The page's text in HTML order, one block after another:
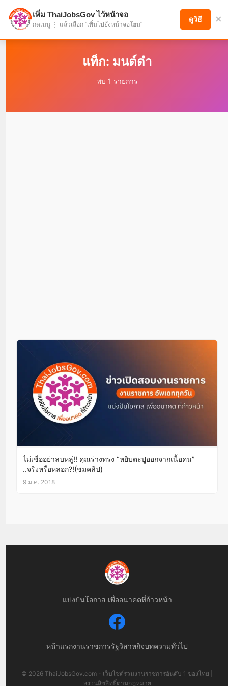
แบ่งปันโอกาส เพื่ออนาคตที่ก้าวหน้า
แท็ก: มนต์ดำ
พบ 1 รายการ
ไม่เชื่ออย่าลบหลู่!! คุณร่างทรง “หยิบตะปูออกจากเนื้อคน”
..จริงหรือหลอก?!(ชมคลิป)
9 ม.ค. 2018
แบ่งปันโอกาส เพื่ออนาคตที่ก้าวหน้า
หน้าแรกงานราชการรัฐวิสาหกิจบทความทั่วไป
© 2026 ThaiJobsGov.com - เว็บไซต์รวมงานราชการอันดับ 1 ของไทย |
สงวนลิขสิทธิ์ตามกฎหมาย
เพิ่ม ThaiJobsGov ไว้หน้าจอ
กดเมนู ⋮ แล้วเลือก "เพิ่มไปยังหน้าจอโฮม"
ดูวิธี ×